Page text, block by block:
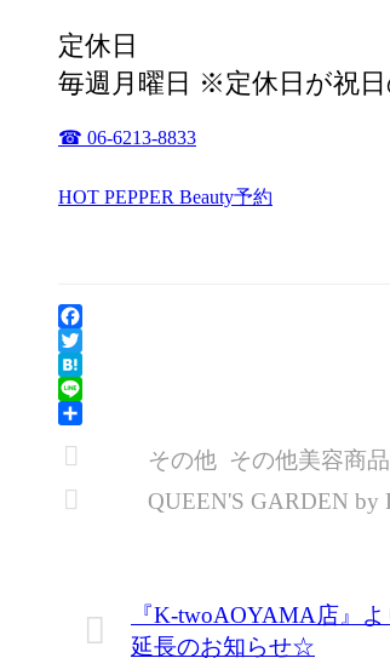
定休日
毎週月曜日 ※定休日が祝
☎ 06-6213-8833
HOT PEPPER Beauty予約
Facebook
Twitter
Hatena
Line
有
その他 その他美容商品
QUEEN'S GARDEN by
『K-twoAOYAMA店』
延長のお知らせ☆